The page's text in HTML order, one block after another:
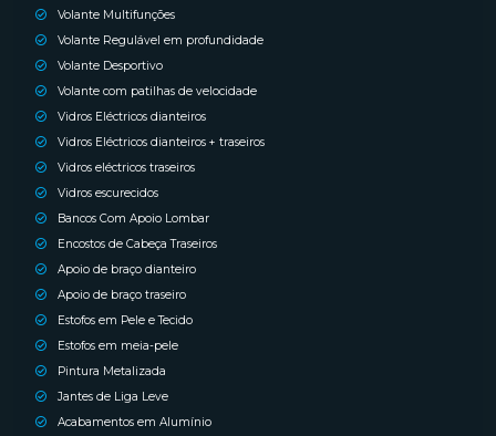
Volante Multifunções
Volante Regulável em profundidade
Volante Desportivo
Volante com patilhas de velocidade
Vidros Eléctricos dianteiros
Vidros Eléctricos dianteiros + traseiros
Vidros eléctricos traseiros
Vidros escurecidos
Bancos Com Apoio Lombar
Encostos de Cabeça Traseiros
Apoio de braço dianteiro
Apoio de braço traseiro
Estofos em Pele e Tecido
Estofos em meia-pele
Pintura Metalizada
Jantes de Liga Leve
Acabamentos em Alumínio